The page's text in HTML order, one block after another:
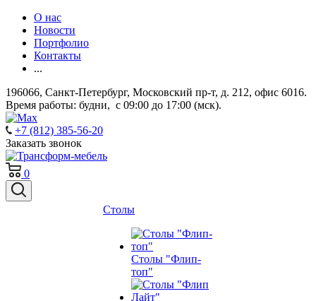
О нас
Новости
Портфолио
Контакты
...
196066, Санкт-Петербург, Московский пр-т, д. 212, офис 6016.
Время работы: будни, с 09:00 до 17:00 (мск).
+7 (812) 385-56-20
Заказать звонок
0
Столы
Столы "Флип-
топ"